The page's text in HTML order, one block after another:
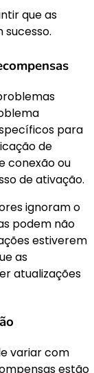
que as
para
de
conexão ou
de ativação.
ignoram o
podem não
estiverem
as
atualizações
variar com
estão